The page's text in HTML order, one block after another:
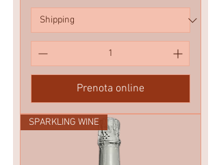
Prenota online
SPARKLING WINE